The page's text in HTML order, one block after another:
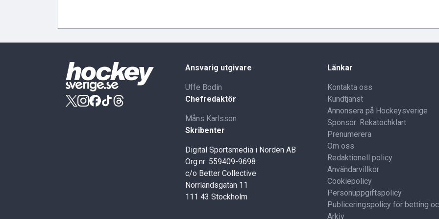
Ansvarig utgivare
Uffe Bodin
Chefredaktör
Måns Karlsson
Skribenter
Digital Sportsmedia i Norden AB
Org.nr: 559409-9698
c/o Better Collective
Norrlandsgatan 11
111 43 Stockholm
Länkar
Kontakta oss
Kundtjänst
Annonsera på Hockeysverige
Sponsor: Rekatochklart
Prenumerera
Om oss
Redaktionell policy
Användarvillkor
Cookiepolicy
Personuppgiftspolicy
Publiceringspolicy för betting
Arkiv